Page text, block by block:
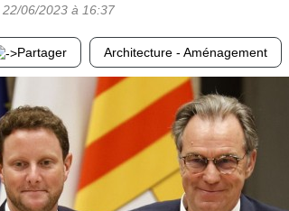
22/06/2023 à 16:37
Partager Architecture - Aménagement